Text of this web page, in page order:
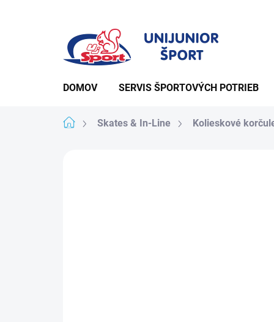
DOMOV SERVIS ŠPORTOVÝCH POTRIEB
DomovSkates & In-Line Kolieskové